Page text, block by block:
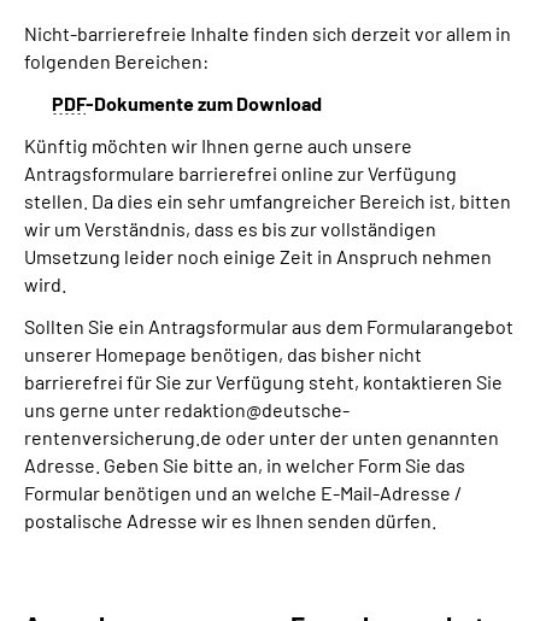
Nicht-barrierefreie Inhalte finden sich derzeit vor allem in
folgenden Bereichen:
PDF-Dokumente zum Download
Künftig möchten wir Ihnen gerne auch unsere
Antragsformulare barrierefrei online zur Verfügung
stellen. Da dies ein sehr umfangreicher Bereich ist, bitten
wir um Verständnis, dass es bis zur vollständigen
Umsetzung leider noch einige Zeit in Anspruch nehmen
wird.
Sollten Sie ein Antragsformular aus dem Formularangebot
unserer Homepage benötigen, das bisher nicht
barrierefrei für Sie zur Verfügung steht, kontaktieren Sie
uns gerne unter redaktion@deutsche-
rentenversicherung.de oder unter der unten genannten
Adresse. Geben Sie bitte an, in welcher Form Sie das
Formular benötigen und an welche E-Mail-Adresse /
postalische Adresse wir es Ihnen senden dürfen.